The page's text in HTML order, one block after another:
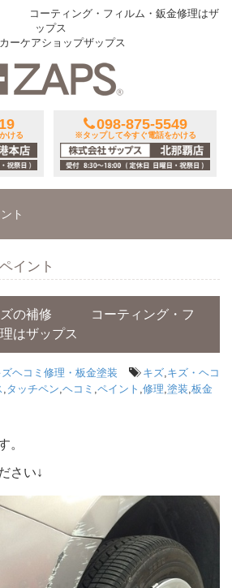
コーティング・フィルム・鈑金修理はザ
ップス
ーケアショップザップス
ける
098-875-5549
※タップして今すぐ電話をかける
ト
イント
ズの補修 コーティング・フ
はザップス
ズヘコミ修理・板金塗装 キズ キズ・ヘコ
タッチペン ヘコミ ペイント 修理 塗装 板金
。
さい↓